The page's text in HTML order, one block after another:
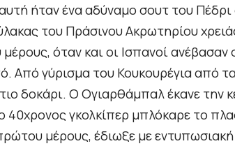
ήταν ένα αδύναμο σουτ του
του Πράσινου Ακρωτηρίου
όταν και οι Ισπανοί ανέβασαν
Από γύρισμα του Κουκουρέγια από
δοκάρι. Ο Ογιαρθάμπαλ έκανε την
40χρονος γκολκίπερ μπλόκαρε το
μέρους, έδιωξε με εντυπωσιακή